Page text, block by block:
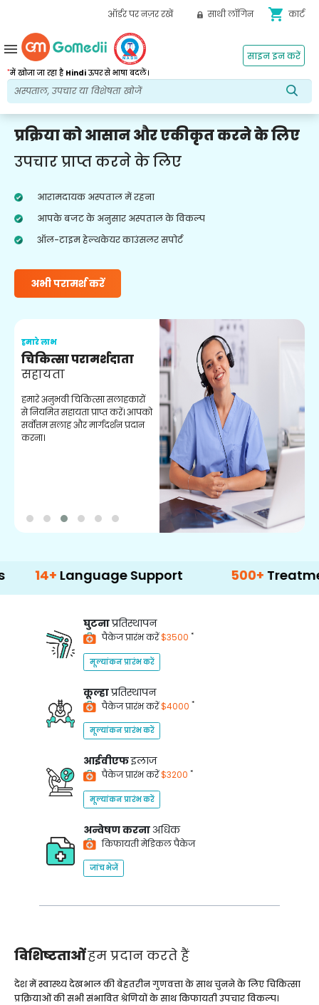
ऑर्डर पर नज़र रखें साथी लॉगिन shopping_cart कार्ट
*में खोजा जा रहा है Hindiऊपर से भाषा बदलें।
साइन इन करें
menu
प्रक्रिया को आसान और एकीकृत करने के लिए
उपचार प्राप्त करने के लिए
आरामदायक अस्पताल में रहना
आपके बजट के अनुसार अस्पताल के विकल्प
ऑल-टाइम हेल्थकेयर काउंसलर सपोर्ट
अभी परामर्श करें
हमारे लाभ
चिकित्सा परामर्शदाता
सहायता
हमारे अनुभवी चिकित्सा सलाहकारों
से नियमित सहायता प्राप्त करें। आपको
सर्वोत्तम सलाह और मार्गदर्शन प्रदान
करना।
Language Support Treatment
घुटनाप्रतिस्थापन
पैकेज प्रारंभ करें$3500 *
मूल्यांकन प्रारंभ करें
कूल्हाप्रतिस्थापन
पैकेज प्रारंभ करें$4000 *
मूल्यांकन प्रारंभ करें
आईवीएफइलाज
पैकेज प्रारंभ करें$3200 *
मूल्यांकन प्रारंभ करें
अन्वेषण करना अधिक
किफायती मेडिकल पैकेज
जांच भेजें
विशिष्टताओंहम प्रदान करते हैं
देश में स्वास्थ्य देखभाल की बेहतरीन गुणवत्ता के साथ चुनने के लिए चिकित्सा
प्रक्रियाओं की सभी संभावित श्रेणियों के साथ किफायती उपचार विकल्प।